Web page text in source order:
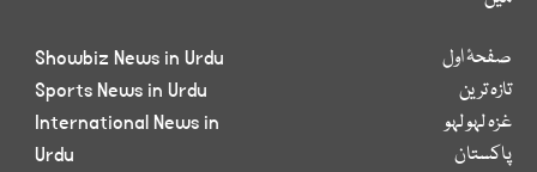
صفحۂ اول
تازہ ترین
غزہ لہو لہو
پاکستان
Showbiz News in Urdu
Sports News in Urdu
International News in
Urdu